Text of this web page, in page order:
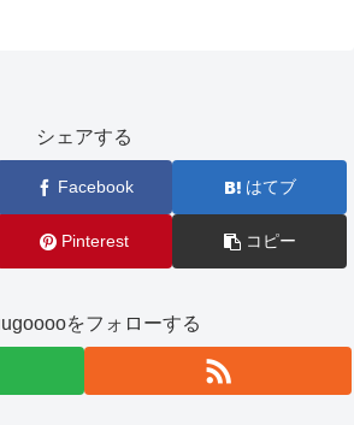
シェアする
Facebook はてブ
Pinterest コピー
をフォローする